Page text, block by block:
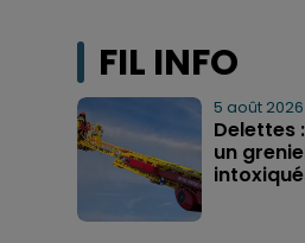
FIL INFO
5 août 2026
Delettes
un